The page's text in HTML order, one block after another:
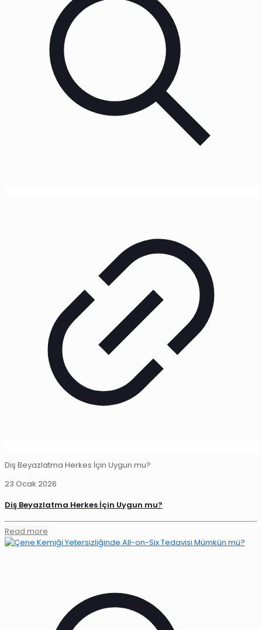
Diş Beyazlatma Herkes İçin Uygun mu?
23 Ocak 2026
Diş Beyazlatma Herkes İçin Uygun mu?
Read more